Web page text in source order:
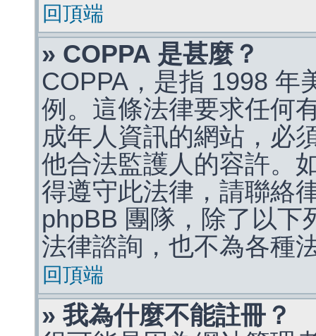
回頂端
» COPPA 是甚麼？
COPPA，是指 1998 年
例。這條法律要求任何
成年人資訊的網站，必
他合法監護人的容許。
得遵守此法律，請聯絡
phpBB 團隊，除了以下
法律諮詢，也不為各種
回頂端
» 我為什麼不能註冊？